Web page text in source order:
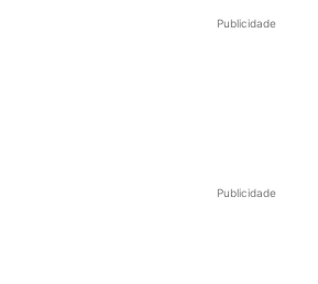
Publicidade
Publicidade